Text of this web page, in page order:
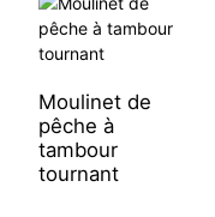
Moulinet de
pêche à
tambour
tournant